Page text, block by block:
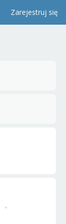
Zarejestruj się